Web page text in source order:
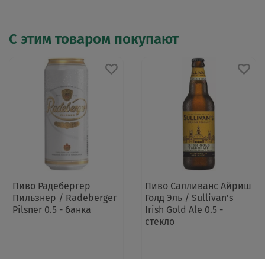
С этим товаром покупают
Пиво Радебергер
Пильзнер / Radeberger
Pilsner 0.5 - банка
Пиво Салливанс Айриш
Голд Эль / Sullivan's
Irish Gold Ale 0.5 -
стекло